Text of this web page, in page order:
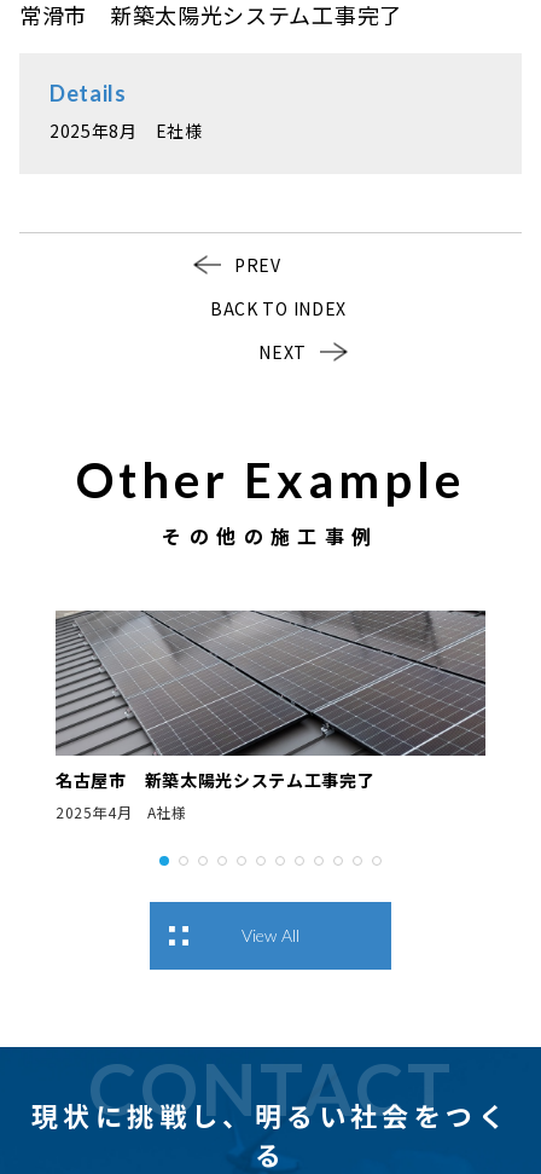
常滑市 新築太陽光システム工事完了
Details
2025年8月 E社様
PREV
BACK TO INDEX
NEXT
Other Example
その他の施工事例
名古屋市 新築太陽光システム工事完了
2025年4月 A社様
View All
CONTACT
現状に挑戦し、明るい社会をつく
る